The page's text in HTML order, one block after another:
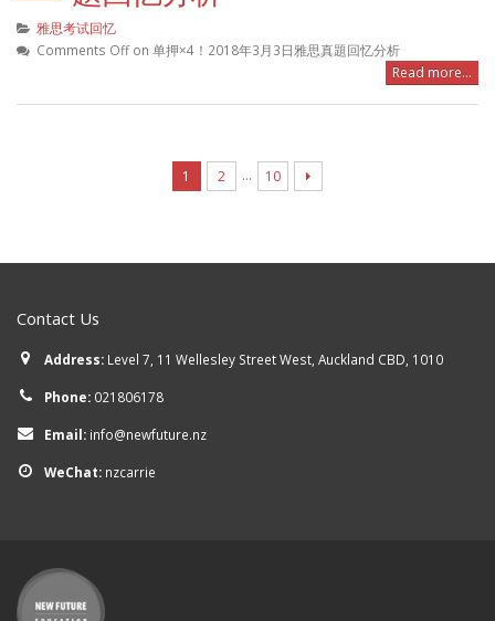
雅思考试回忆
Comments Offon 单押×4！2018年3月3日雅思真題回忆分析
Read more...
1 2 … 10
Contact Us
Address: Level 7, 11 Wellesley Street West, Auckland CBD, 1010
Phone: 021806178
Email: info@newfuture.nz
WeChat: nzcarrie